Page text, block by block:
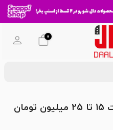
0
خرید ویدئو پروژکتور با قیمت 15 تا 25 میلیون تومان